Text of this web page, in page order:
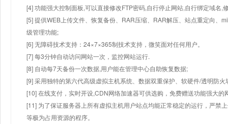
[4] 功能强大控制面板,可以直接修改FTP密码,自行停止网站,自行绑定域名,
[5] 提供WEB上传文件、恢复备份、RAR压缩、RAR解压、站点重定向、
级管理功能;
[6] 无障碍技术支持：24×7×365制技术支持，微笑面对任何用户。
[7] 每3分钟自动访问网站一次，监控网站运行.
[8] 自动每7天备份一次数据,用户能在管理中心自助恢复数据;
[9] 采用独特的第六代高级虚拟主机系统、数据双重保护、软硬件/透明防火
[10] 在线支付，实时开设,CDN网络加速器可供选购，免费赠送功能强大
[11] 为了保证服务器上所有虚拟主机用户站点均能正常稳定的运行，严禁
等极为占用资源的程序。